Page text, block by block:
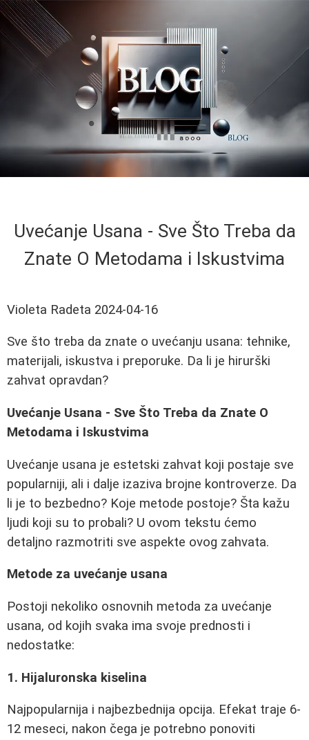
Uvećanje Usana - Sve Što Treba da
Znate O Metodama i Iskustvima
Violeta Radeta 2024-04-16
Sve što treba da znate o uvećanju usana: tehnike,
materijali, iskustva i preporuke. Da li je hirurški
zahvat opravdan?
Uvećanje Usana - Sve Što Treba da Znate O
Metodama i Iskustvima
Uvećanje usana je estetski zahvat koji postaje sve
popularniji, ali i dalje izaziva brojne kontroverze. Da
li je to bezbedno? Koje metode postoje? Šta kažu
ljudi koji su to probali? U ovom tekstu ćemo
detaljno razmotriti sve aspekte ovog zahvata.
Metode za uvećanje usana
Postoji nekoliko osnovnih metoda za uvećanje
usana, od kojih svaka ima svoje prednosti i
nedostatke:
1. Hijaluronska kiselina
Najpopularnija i najbezbednija opcija. Efekat traje 6-
12 meseci, nakon čega je potrebno ponoviti